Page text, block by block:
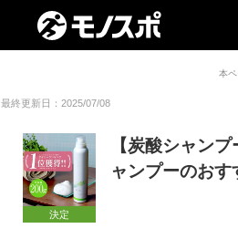
本
最終更新日：2025/07/08
決定
【炭酸シャン
ャンプーのお